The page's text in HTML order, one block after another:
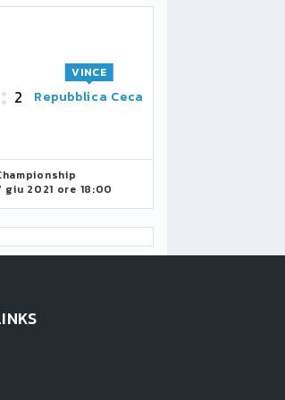
2 Repubblica Ceca
VINCE
giu 2021 ore 18:00